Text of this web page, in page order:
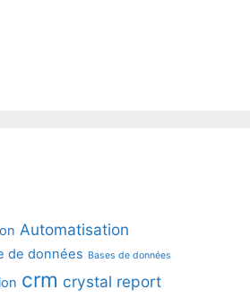
Automatisation
de données Bases de données
crm crystal report